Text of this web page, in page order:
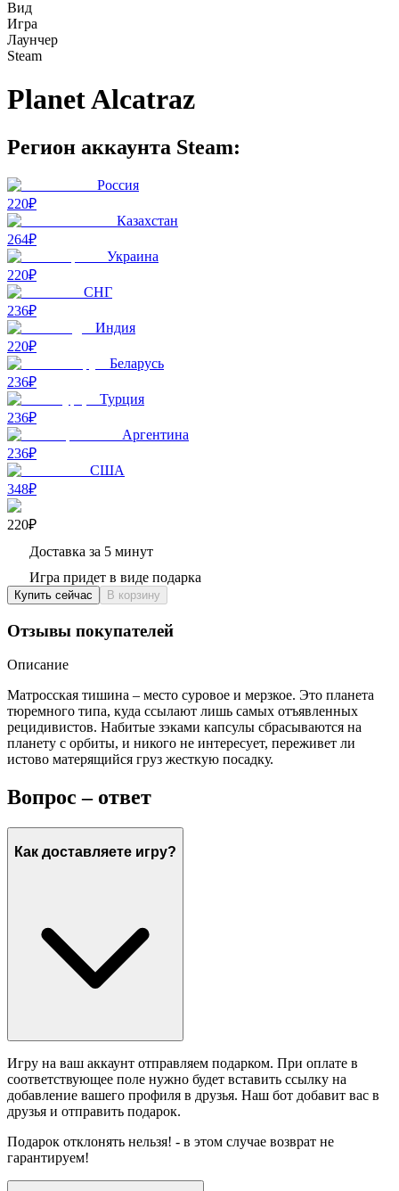
Вид
Игра
Лаунчер
Steam
Planet Alcatraz
Регион аккаунта Steam:
Россия
220₽
Казахстан
264₽
Украина
220₽
СНГ
236₽
Индия
220₽
Беларусь
236₽
Турция
236₽
Аргентина
236₽
США
348₽
220₽
Доставка за 5 минут
Игра придет в виде подарка
Купить сейчас В корзину
Отзывы покупателей
Описание
Матросская тишина – место суровое и мерзкое. Это планета
тюремного типа, куда ссылают лишь самых отъявленных
рецидивистов. Набитые зэками капсулы сбрасываются на
планету с орбиты, и никого не интересует, переживет ли
истово матерящийся груз жесткую посадку.
Вопрос – ответ
Как доставляете игру?
Игру на ваш аккаунт отправляем подарком. При оплате в
соответствующее поле нужно будет вставить ссылку на
добавление вашего профиля в друзья. Наш бот добавит вас в
друзья и отправить подарок.
Подарок отклонять нельзя! - в этом случае возврат не
гарантируем!